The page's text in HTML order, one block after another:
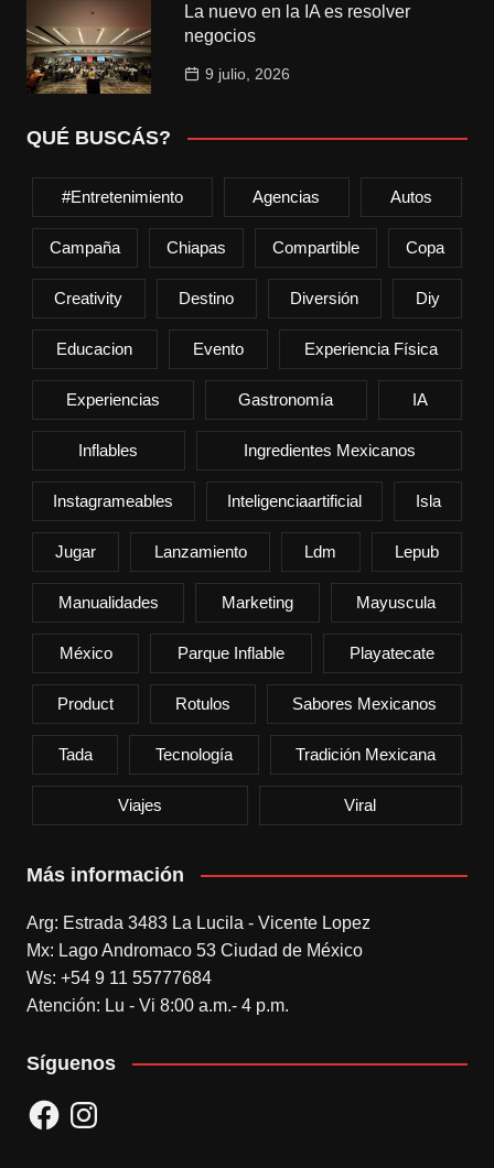
La nuevo en la IA es resolver
negocios
9 julio, 2026
QUÉ BUSCÁS?
#entretenimiento Agencias Autos
Campaña Chiapas Compartible Copa
Creativity Destino Diversión Diy
Educacion Evento Experiencia Física
Experiencias Gastronomía IA
Inflables Ingredientes Mexicanos
Instagrameables Inteligenciaartificial Isla
Jugar Lanzamiento Ldm Lepub
Manualidades Marketing Mayuscula
México Parque Inflable Playatecate
Product Rotulos Sabores Mexicanos
Tada Tecnología Tradición Mexicana
Viajes Viral
Más información
Arg: Estrada 3483 La Lucila - Vicente Lopez
Mx: Lago Andromaco 53 Ciudad de México
Ws: +54 9 11 55777684
Atención: Lu - Vi 8:00 a.m.- 4 p.m.
Síguenos
FacebookInstagram